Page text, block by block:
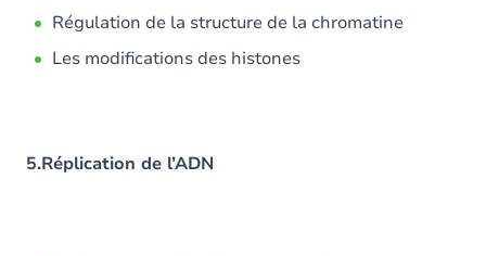
Régulation de la structure de la chromatine
Les modifications des histones
5.Réplication de l’ADN